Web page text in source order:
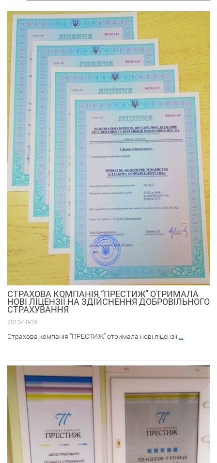
СТРАХОВА КОМПАНІЯ “ПРЕСТИЖ” ОТРИМАЛА
НОВІ ЛІЦЕНЗІЇ НА ЗДІЙСНЕННЯ ДОБРОВІЛЬНОГО
СТРАХУВАННЯ
2013-10-15
Страхова компанія “ПРЕСТИЖ” отримала нові ліцензії ...